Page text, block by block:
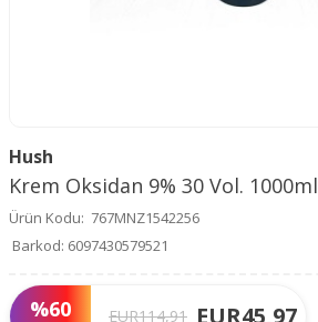
Hush
Krem Oksidan 9% 30 Vol. 1000ml
Ürün Kodu: 767MNZ1542256
Barkod: 6097430579521
%60 EUR114,91